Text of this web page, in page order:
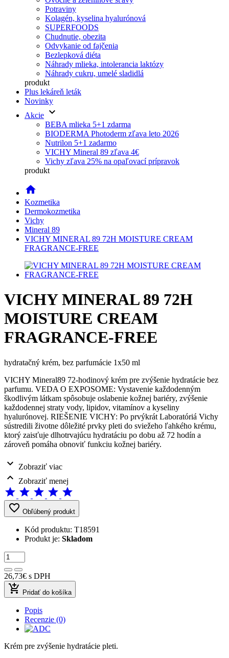
Potraviny
Kolagén, kyselina hyalurónová
SUPERFOODS
Chudnutie, obezita
Odvykanie od fajčenia
Bezlepková diéta
Náhrady mlieka, intolerancia laktózy
Náhrady cukru, umelé sladidlá
produkt
Plus lekáreň leták
Novinky
Akcie keyboard_arrow_down
BEBA mlieka 5+1 zdarma
BIODERMA Photoderm zľava leto 2026
Nutrilon 5+1 zadarmo
VICHY Mineral 89 zľava 4€
Vichy zľava 25% na opaľovací prípravok
produkt
home
Kozmetika
Dermokozmetika
Vichy
Mineral 89
VICHY MINERAL 89 72H MOISTURE CREAM
FRAGRANCE-FREE
VICHY MINERAL 89 72H
MOISTURE CREAM
FRAGRANCE-FREE
hydratačný krém, bez parfumácie 1x50 ml
VICHY Mineral89 72-hodinový krém pre zvýšenie hydratácie bez
parfumu. VEDA O EXPOSOME: Vystavenie každodenným
škodlivým látkam spôsobuje oslabenie kožnej bariéry, zvýšenie
každodennej straty vody, lipidov, vitamínov a kyseliny
hyalurónovej. RIEŠENIE VICHY: Po prvýkrát Laboratóriá Vichy
sústredili životne dôležité prvky pleti do sviežeho ľahkého krému,
ktorý zaisťuje dlhotrvajúcu hydratáciu po dobu až 72 hodín a
zároveň pomáha obnoviť funkciu kožnej bariéry.
expand_more Zobraziť viac
expand_less Zobraziť menej
star star star star star
favorite_border Obľúbený produkt
Kód produktu: T18591
Produkt je: Skladom
26,73€ s DPH
add_shopping_cart Pridať do košíka
Popis
Recenzie (0)
Krém pre zvýšenie hydratácie pleti.